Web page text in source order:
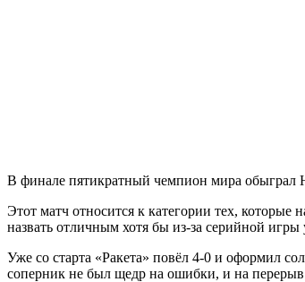
В финале пятикратный чемпион мира обыграл
Этот матч относится к категории тех,
назвать отличным хотя бы из-за серийной
Уже со старта «Ракета» повёл 4-0 и оформил
соперник не был щедр на ошибки, и на